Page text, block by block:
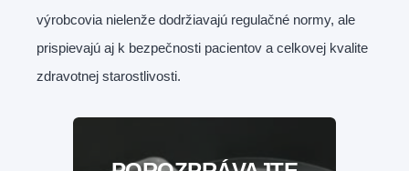
výrobcovia nielenže dodržiavajú regulačné normy, ale
prispievajú aj k bezpečnosti pacientov a celkovej kvalite
zdravotnej starostlivosti.